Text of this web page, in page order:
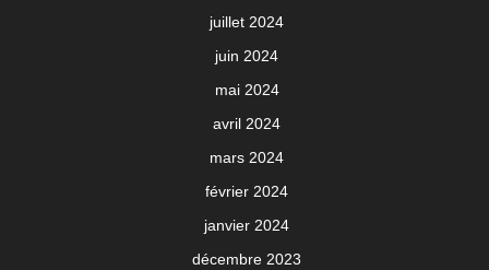
juillet 2024
juin 2024
mai 2024
avril 2024
mars 2024
février 2024
janvier 2024
décembre 2023